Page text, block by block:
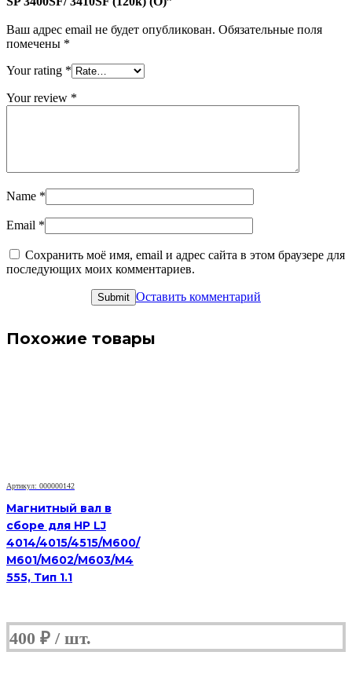
Ваш адрес email не будет опубликован. Обязательные поля
помечены *
Your rating *
Your review *
Name *
Email *
Сохранить моё имя, email и адрес сайта в этом браузере для
последующих моих комментариев.
Оставить комментарий
Похожие товары
Артикул: 000000142
Магнитный вал в
сборе для HP LJ
4014/4015/4515/M600/
M601/M602/M603/M4
555, Тип 1.1
400 ₽